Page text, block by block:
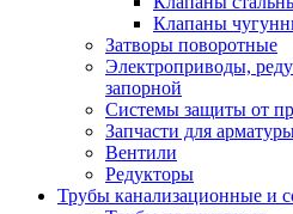
Клапаны
Затворы поворотные
Электроприводы,
запорной
Системы защиты от
Запчасти для
Вентили
Редукторы
Трубы канализационные и